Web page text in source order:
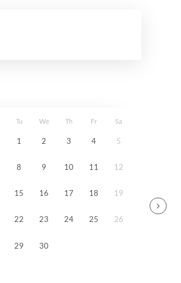
Tu We Th Fr Sa
1 2 3 4 5
8 9 10 11 12
15 16 17 18 19
22 23 24 25 26
29 30